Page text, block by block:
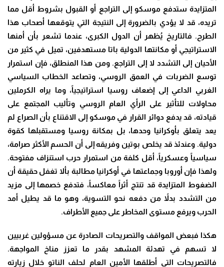
المتزايدة ستدفع موسكو إلى التراجع أو القبول بشروط أقل مما
تريده، قد لا يؤدي بالضرورة إلى النتيجة التي يتوقعها أصحاب هذا
الطرح. فالتاريخ يُظهر أن الدول الكبرى، عندما تشعر بأن أمنها
الاستراتيجي أو مكانتها الدولية باتا مستهدفين، تميل في كثير من
الأحيان إلى التشدد لا إلى التراجع. ومن هذا المنطلق، فإن استمرار
توسع الضربات في العمق الروسي، وتصاعد الخطاب السياسي
الغربي الداعي إلى إضعاف روسيا استراتيجياً، وما يراه الكرملين
محاولات للتأثير على الرأي العام الروسي وتأليب المجتمع على
قيادته، قد يدفع دوائر القرار في موسكو إلى الاقتناع بأن الصراع لم
يعد يتعلق بأوكرانيا وحدها، بل بمكانة روسيا ومستقبلها كقوة
دولية. وعندئذ قد يخلص بوتين وفريقه إلى أن الحسم الأكثر صرامة،
سياسياً وعسكرياً، أقل كلفة من استمرار حرب استنزاف مفتوحة.
ولهذا فإن أوروبا وجماعتها في أوكرانيا مطالبة بألا تغفل حقيقة أن
الضغوط المتزايدة قد تنتج أثراً معاكساً، فتدفع خصمها إلى مزيد
من التشدد بدلاً من دفعه نحو التسوية، وهو ما قد يطيل أمد
الحرب ويرفع مستوى المخاطر على جميع الأطراف.
هكذا فبعض المواقف والتصريحات الصادرة عن مسؤولين غربيين
لا تسهم في تهدئة المشهد بقدر ما تعزز مناخ المواجهة.
فالتصريحات التي أطلقها الأمين العام لحلف الناتو خلال زيارته